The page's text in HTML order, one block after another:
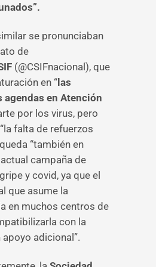
se pronunciaban
de
(@CSIFnacional), que
en “ las
agendas en Atención
por los virus, pero
falta de refuerzos
“también en
campaña de
y covid, ya que el
que asume la
en muchos centros de
con la
adicional”.